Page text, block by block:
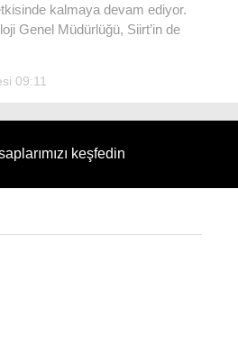
WhatsApp İhbar Hattı
kalmaya devam ediyor.
Genel Müdürlüğü, Siirt’in de
09:11
keşfedin